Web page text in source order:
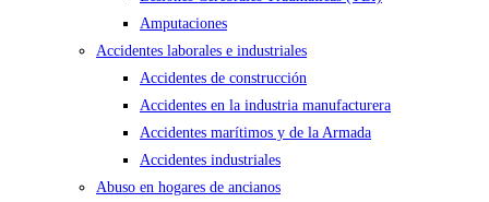
Amputaciones
Accidentes laborales e industriales
Accidentes de construcción
Accidentes en la industria manufacturera
Accidentes marítimos y de la Armada
Accidentes industriales
Abuso en hogares de ancianos